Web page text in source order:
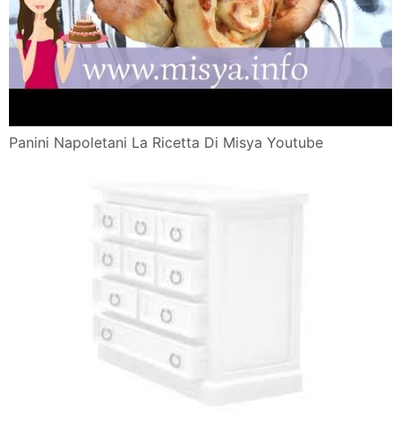
Panini Napoletani La Ricetta Di Misya Youtube